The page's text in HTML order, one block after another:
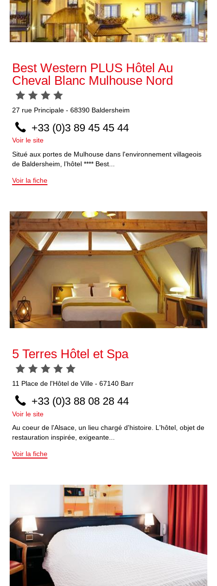
Best Western PLUS Hôtel Au
Cheval Blanc Mulhouse Nord
27 rue Principale - 68390 Baldersheim
+33 (0)3 89 45 45 44
Voir le site
Situé aux portes de Mulhouse dans l'environnement villageois
de Baldersheim, l’hôtel **** Best...
Voir la fiche
5 Terres Hôtel et Spa
11 Place de l'Hôtel de Ville - 67140 Barr
+33 (0)3 88 08 28 44
Voir le site
Au coeur de l'Alsace, un lieu chargé d'histoire. L'hôtel, objet de
restauration inspirée, exigeante...
Voir la fiche